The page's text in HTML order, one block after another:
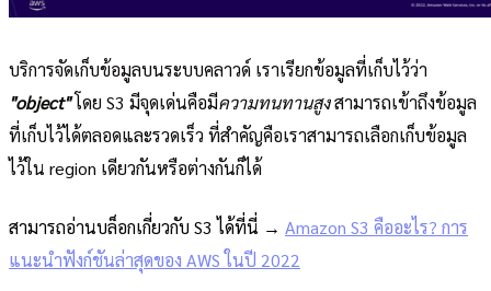
บริการจัดเก็บข้อมูลบนระบบคลาวด์ เราเรียกข้อมูลที่เก็บไว้ว่า
"object"โดย S3 มีจุดเด่นคือมีความทนทานสูงสามารถเข้าถึงข้อมูล
ที่เก็บไว้ได้ตลอดและรวดเร็ว ที่สำคัญคือเราสามารถเลือกเก็บข้อมูล
ไว้ใน region เดียวกันหรือต่างกันก็ได้
สามารถอ่านบล็อกเกี่ยวกับ S3 ได้ที่นี่ → Amazon S3 คืออะไร? การ
แนะนำฟังก์ชันล่าสุดของ AWS ในปี 2022